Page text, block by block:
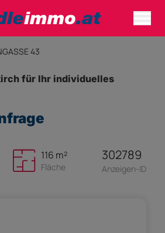
43
für Ihr individuelles
116 m²
Fläche
302789
Anzeigen-ID